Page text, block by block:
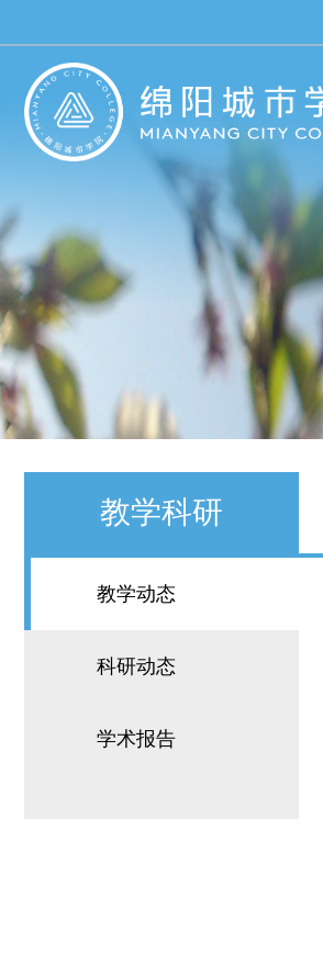
教学科研
教学动态
科研动态
学术报告